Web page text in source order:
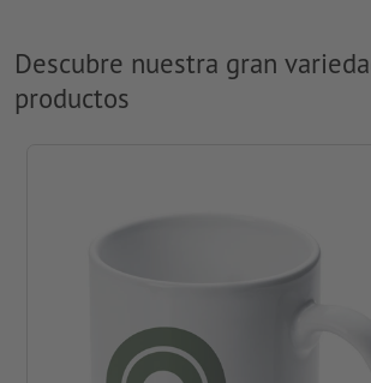
Descubre nuestra gran
productos